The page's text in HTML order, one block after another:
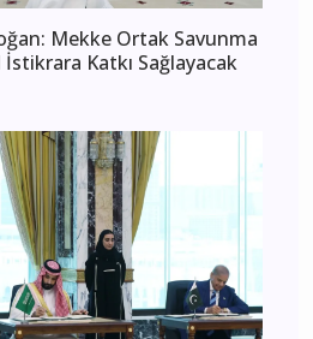
Mekke Ortak Savunma
Katkı Sağlayacak